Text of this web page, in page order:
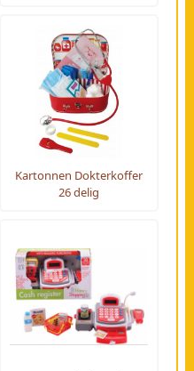
Kartonnen Dokterkoffer
26 delig